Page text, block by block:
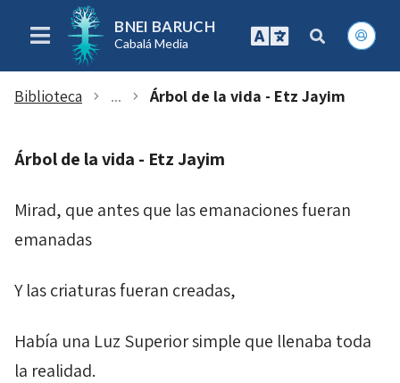
BNEI BARUCH
Cabalá Media
Biblioteca chevron_right ... chevron_right Árbol de la vida - Etz Jayim
Árbol de la vida - Etz Jayim
Mirad, que antes que las emanaciones fueran
emanadas
Y las criaturas fueran creadas,
Había una Luz Superior simple que llenaba toda
la realidad.